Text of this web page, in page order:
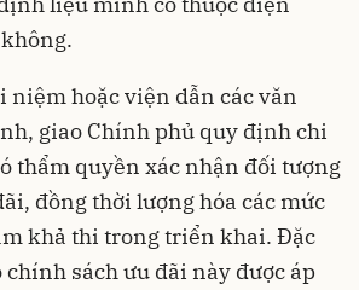
niệm hoặc viện dẫn các văn
giao Chính phủ quy định chi
thẩm quyền xác nhận đối tượng
đồng thời lượng hóa các mức
khả thi trong triển khai. Đặc
sách ưu đãi này được áp